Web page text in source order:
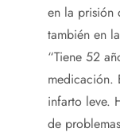
en la prisión
también en
“Tiene 52
medicación.
infarto leve.
de